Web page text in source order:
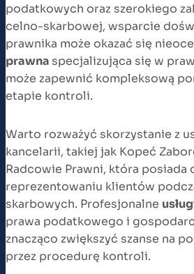
podatkowych oraz szerokiego
celno-skarbowej, wsparcie
prawnika może okazać się
prawna specjalizująca się w
może zapewnić kompleksową
etapie kontroli.
Warto rozważyć skorzystanie z
kancelarii, takiej jak Kopeć
Radcowie Prawni, która posiada
reprezentowaniu klientów
skarbowych. Profesjonalne
prawa podatkowego i
znacząco zwiększyć szanse na
przez procedurę kontroli.